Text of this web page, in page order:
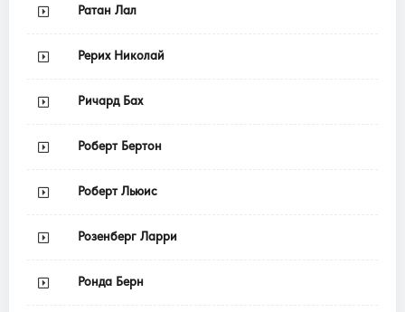
Ратан Лал
Рерих Николай
Ричард Бах
Роберт Бертон
Роберт Льюис
Розенберг Ларри
Ронда Берн